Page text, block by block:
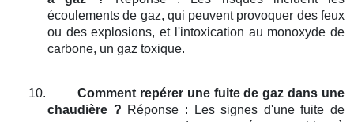
écoulements de gaz, qui peuvent provoquer des feux
ou des explosions, et l'intoxication au monoxyde de
carbone, un gaz toxique.
10.
Comment repérer une fuite de gaz dans une
chaudière ? Réponse : Les signes d'une fuite de